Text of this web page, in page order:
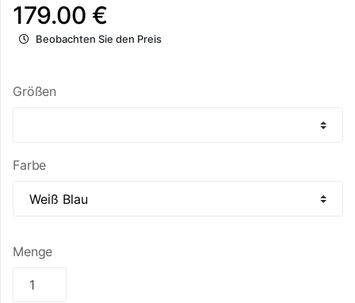
179.00 €
Beobachten Sie den Preis
Größen
Farbe
Menge